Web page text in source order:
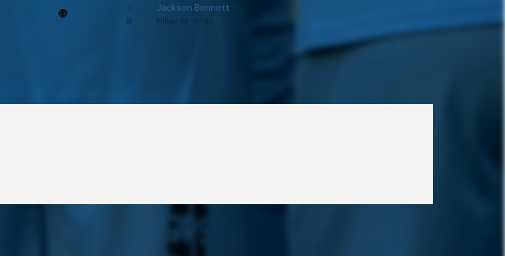
1
8
Jackson Bennett
Milieu de terrain